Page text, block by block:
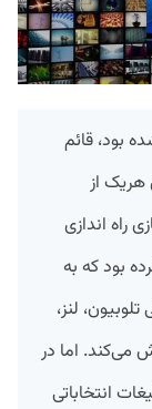
بود، قائم
هریک از
راه اندازی
بود که به
تلوبیون، لنز،
می‌کند. اما در
انتخاباتی